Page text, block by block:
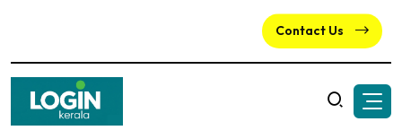
Contact Us